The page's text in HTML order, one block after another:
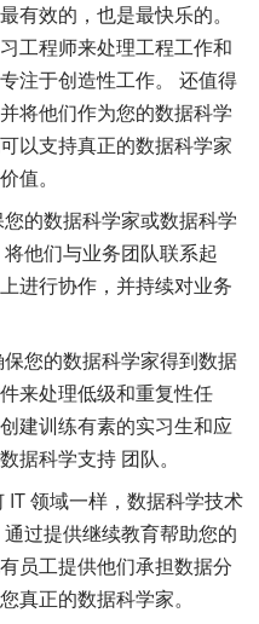
有效的，也是最快乐的。
工程师来处理工程工作和
注于创造性工作。 还值得
将他们作为您的数据科学
以支持真正的数据科学家
值。
的数据科学家或数据科学
他们与业务团队联系起
进行协作，并持续对业务
您的数据科学家得到数据
来处理低级和重复性任
建训练有素的实习生和应
据科学支持 团队。
领域一样，数据科学技术
过提供继续教育帮助您的
员工提供他们承担数据分
真正的数据科学家。